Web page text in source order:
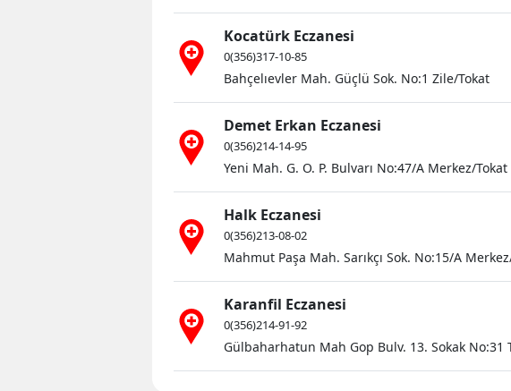
Kocatürk Eczanesi
0(356)317-10-85
Bahçelıevler Mah. Güçlü Sok. No:1 Zile/Tokat
Demet Erkan Eczanesi
0(356)214-14-95
Yeni Mah. G. O. P. Bulvarı No:47/A Merkez/Tokat
Halk Eczanesi
0(356)213-08-02
Mahmut Paşa Mah. Sarıkçı Sok. No:15/A
Karanfil Eczanesi
0(356)214-91-92
Gülbaharhatun Mah Gop Bulv. 13. Sokak No:31